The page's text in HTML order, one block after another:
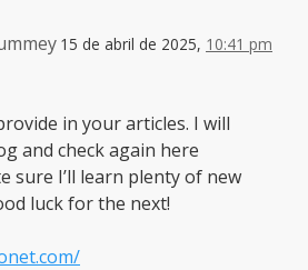
15 de abril de 2025, 10:41 pm
in your articles. I will
and check again here
sure I’ll learn plenty of new
luck for the next!